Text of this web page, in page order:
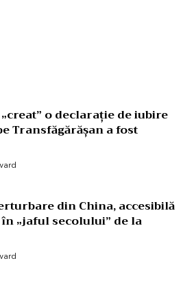
o declarație de iubire
Transfăgărășan a fost
din China, accesibilă
„jaful secolului” de la